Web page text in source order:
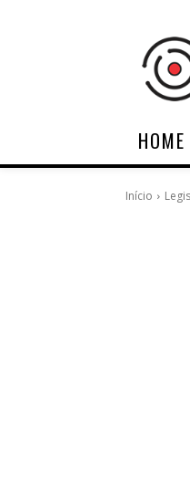
HOME
Início